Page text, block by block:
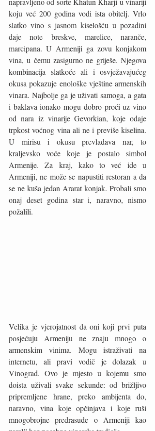
koju već 200 godina vodi ista obitelj. Vrlo
slatko vino s jasnom kiselošću u pozadini
daje note breskve, marelice, naranče,
marcipana. U Armeniji ga zovu konjakom
vina, u čemu zasigurno ne griješe. Njegova
kombinacija slatkoće ali i osvježavajućeg
okusa pokazuje enološke vještine armenskih
vinara. Najbolje ga je uživati samoga, a gata
i baklava ionako mogu dobro proći uz vino
od nara iz vinarije Gevorkian, koje odaje
trpkost voćnog vina ali ne i previše kiselina.
U mirisu i okusu prevladava nar, to
kraljevsko voće koje je postalo simbol
Armenije. Za kraj, kako to već ide u
Armeniji, ne može se napustiti restoran a da
se ne kuša jedan Ararat konjak. Probali smo
onaj deset godina star i, naravno, nismo
požalili.
Velika je vjerojatnost da oni koji prvi puta
posjećuju Armeniju ne znaju mnogo o
armenskim vinima. Mogu istraživati na
internetu, ali pravi vodič je dolazak u
Vinograd. Ovo je mjesto u kojemu smo
doista uživali svake sekunde: od brižljivo
pripremljene hrane, preko ambijenta do,
naravno, vina koje opčinjava i koje ruši
mnogobrojne predrasude o Armeniji kao